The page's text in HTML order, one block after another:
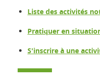
Liste des activités
Pratiquer en
S'inscrire à une